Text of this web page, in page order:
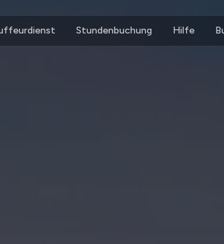
Stundenbuchung Hilfe